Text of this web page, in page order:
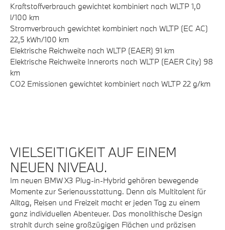
Kraftstoffverbrauch gewichtet kombiniert nach WLTP 1,0
l/100 km
Stromverbrauch gewichtet kombiniert nach WLTP (EC AC)
22,5 kWh/100 km
Elektrische Reichweite nach WLTP (EAER) 91 km
Elektrische Reichweite Innerorts nach WLTP (EAER City) 98
km
CO2 Emissionen gewichtet kombiniert nach WLTP 22 g/km
VIELSEITIGKEIT AUF EINEM
NEUEN NIVEAU.
Im neuen BMW X3 Plug-in-Hybrid gehören bewegende
Momente zur Serienausstattung. Denn als Multitalent für
Alltag, Reisen und Freizeit macht er jeden Tag zu einem
ganz individuellen Abenteuer. Das monolithische Design
strahlt durch seine großzügigen Flächen und präzisen